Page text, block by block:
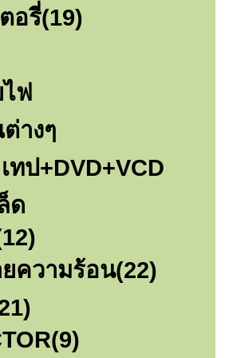
อรี่(19)
ฟ
างๆ
ทป+DVD+VCD
ด
ความร้อน(22)
(9)